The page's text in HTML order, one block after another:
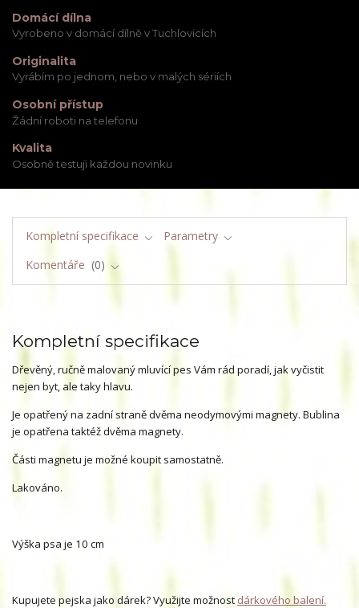
Domácí dílna
Vyrobeno v domácí dílně v Tuchlovicích
Originalita
Vyrábím po jednom, nebo v malých sériích
Osobní přístup
Žádní roboti na telefonu
Kvalita
Osobně testuji každou novinku
Kompletní specifikace
Parametry
Komentáře
0
Kompletní specifikace
Dřevěný, ručně malovaný mluvící pes Vám rád poradí, jak vyčistit
nejen byt, ale taky hlavu.
Je opatřený na zadní straně dvěma neodymovými magnety. Bublina
je opatřena taktéž dvěma magnety.
Části magnetu je možné koupit samostatně.
Lakováno.
Výška psa je 10 cm
Kupujete pejska jako dárek? Využijte možnost dárkového balení.